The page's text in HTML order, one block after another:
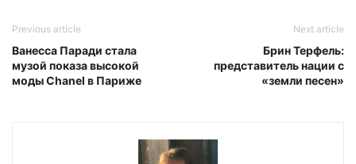
Previous article
Ванесса Паради стала
музой показа высокой
моды Chanel в Париже
Next article
Брин Терфель:
представитель нации с
«земли песен»